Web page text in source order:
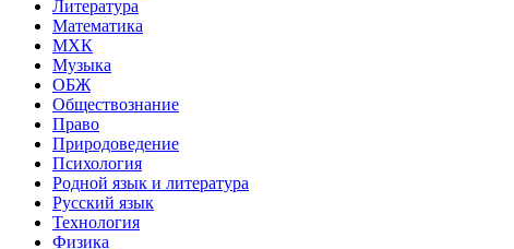
Литература
Математика
МХК
Музыка
ОБЖ
Обществознание
Право
Природоведение
Психология
Родной язык и литература
Русский язык
Технология
Физика